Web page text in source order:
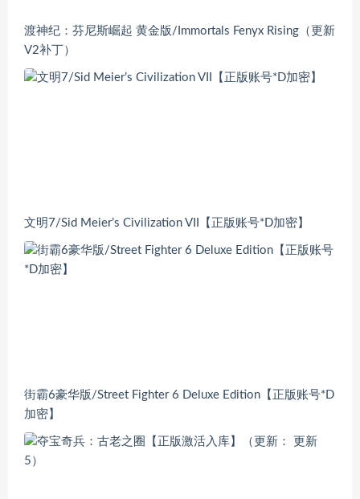
渡神纪：芬尼斯崛起 黄金版/Immortals Fenyx Rising（更新
V2补丁）
文明7/Sid Meier’s Civilization VII【正版账号*D加密】
街霸6豪华版/Street Fighter 6 Deluxe Edition【正版账号*D
加密】